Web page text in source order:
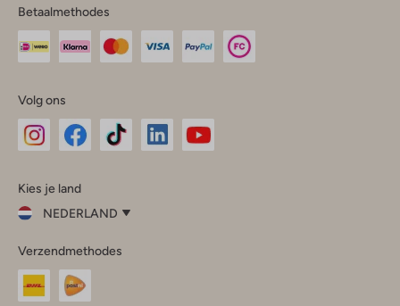
Betaalmethodes
Volg ons
InstagramFacebook
Kies je land
NEDERLAND
je
land
Nederland
Verzendmethodes